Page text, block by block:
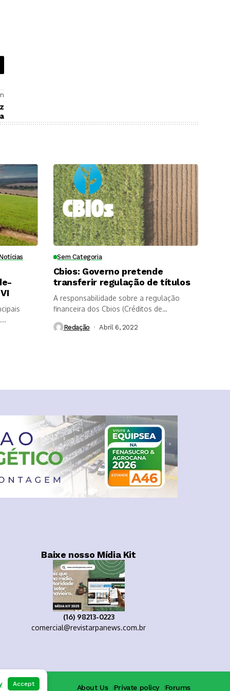
Sem Categoria
Cbios: Governo pretende
transferir regulação de títulos
A responsabilidade sobre a regulação
financeira dos Cbios (Créditos de
Redação Abril 6, 2022
Baixe nosso Mídia Kit
(16) 98213-0223
comercial@revistarpanews.com.br
About Us Private policy Forums
Accept